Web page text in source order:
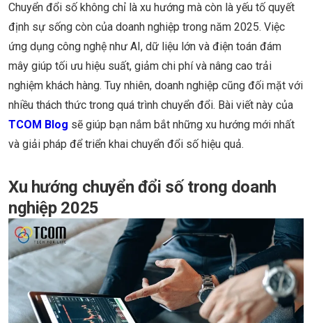
Chuyển đổi số không chỉ là xu hướng mà còn là yếu tố quyết
định sự sống còn của doanh nghiệp trong năm 2025. Việc
ứng dụng công nghệ như AI, dữ liệu lớn và điện toán đám
mây giúp tối ưu hiệu suất, giảm chi phí và nâng cao trải
nghiệm khách hàng. Tuy nhiên, doanh nghiệp cũng đối mặt với
nhiều thách thức trong quá trình chuyển đổi. Bài viết này của
TCOM Blog sẽ giúp bạn nắm bắt những xu hướng mới nhất
và giải pháp để triển khai chuyển đổi số hiệu quả.
Xu hướng chuyển đổi số trong doanh
nghiệp 2025